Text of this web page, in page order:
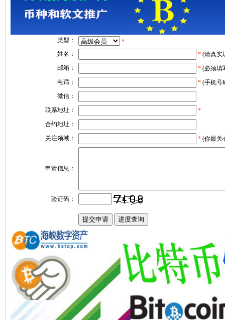
类型：
*
姓名：
* (请真实
邮箱：
* (必须填
电话：
* (手机号
微信：
联系地址：
*
合约地址：
关注领域：
* (你最关
申请信息：
验证码：